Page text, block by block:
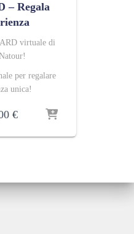
– Regala
virtuale di
per regalare
unica!
€Fascia
prezzo:
100,00 €